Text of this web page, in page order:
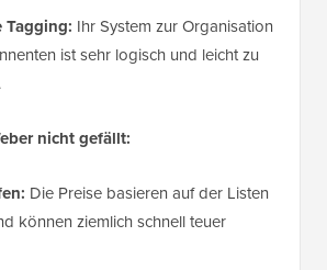
Tagging: Ihr System zur Organisation
ist sehr logisch und leicht zu
nicht gefällt:
Die Preise basieren auf der Listen
können ziemlich schnell teuer